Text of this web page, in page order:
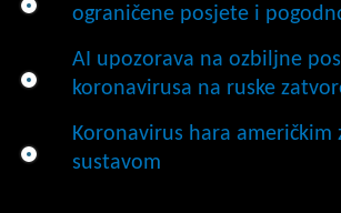
ograničene posjete i
AI upozorava na ozbiljne
koronavirusa na ruske
Koronavirus hara američkim
sustavom